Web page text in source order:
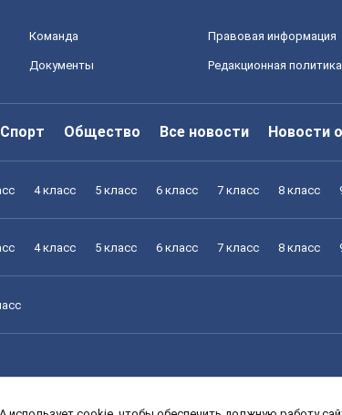
Команда Правовая информация
Документы Редакционная политика
Спорт Общество Все новости Новости
4 класс 5 класс 6 класс 7 класс 8 класс
4 класс 5 класс 6 класс 7 класс 8 класс